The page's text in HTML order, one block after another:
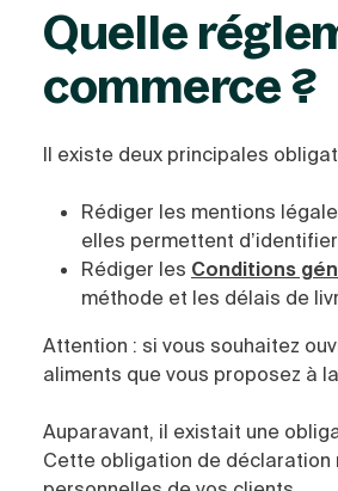
Quelle
commerce ?
Il existe deux principales
Rédiger les mentions
elles permettent
Rédiger les Conditions
méthode et les délais de
Attention : si vous souhaitez
aliments que vous proposez à
Auparavant, il existait une
Cette obligation de déclaration